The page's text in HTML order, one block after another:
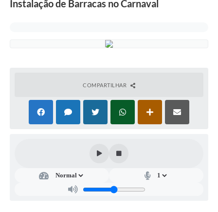
Instalação de Barracas no Carnaval
COMPARTILHAR